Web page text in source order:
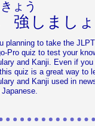
強
ょう
しまし
planning to take the
Pro quiz to test your
and Kanji. Even if
quiz is a great way to
and Kanji used in